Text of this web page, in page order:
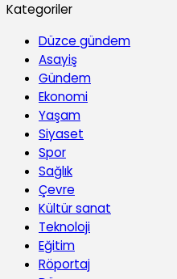
Kategoriler
Düzce gündem
Asayiş
Gündem
Ekonomi
Yaşam
Siyaset
Spor
Sağlık
Çevre
Kültür sanat
Teknoloji
Eğitim
Röportaj